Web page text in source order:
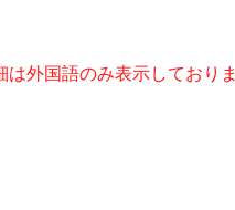
外国語のみ表示しており